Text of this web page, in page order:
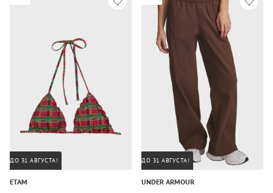
ДО 31 АВГУСТА!
ETAM
ДО 31 АВГУСТА!
UNDER ARMOUR